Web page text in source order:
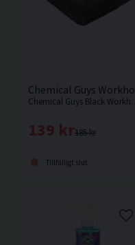
Chemical Guys
Chemical Guys Black
185 kr
139 kr
Tillfälligt slut